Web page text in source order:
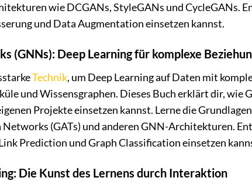
wie DCGANs, StyleGANs und CycleGANs.
und Data Augmentation einsetzen kannst.
(GNNs): Deep Learning für komplexe
Technik, um Deep Learning auf Daten mit
und Wissensgraphen. Dieses Buch erklärt dir,
Projekte einsetzen kannst. Lerne die
(GATs) und anderen GNN-Architekturen.
Prediction und Graph Classification einsetzen
Die Kunst des Lernens durch Interaktion